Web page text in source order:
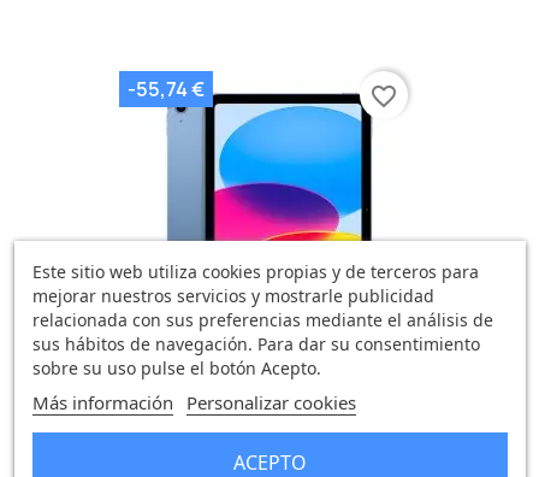
IPad 11 Wi-Fi Cell 512GB Azul
882,58 €826,84 €
0 opinión
-55,74 € favorite_border
Este sitio web utiliza cookies propias y de terceros para
mejorar nuestros servicios y mostrarle publicidad
relacionada con sus preferencias mediante el análisis de
sus hábitos de navegación. Para dar su consentimiento
sobre su uso pulse el botón Acepto.
Más información Personalizar cookies
ACEPTO